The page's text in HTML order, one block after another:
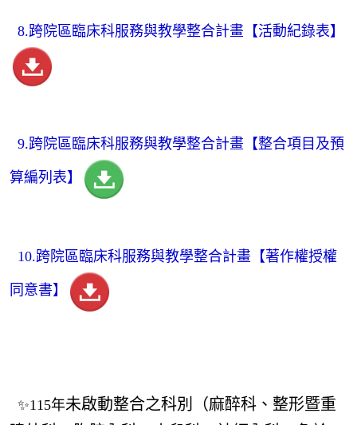
8.跨院區臨床科服務與教學整合計畫 【活動紀錄表】
9.跨院區臨床科服務與教學整合計畫 【整合項目及預
算編列表】
10.跨院區臨床科服務與教學整合計畫 【著作權授權
同意書】
✨115年未啟動整合之科別（麻醉科、整形暨重